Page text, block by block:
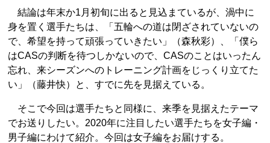
結論は年末か1月初旬に出ると見込まているが、渦中に
身を置く選手たちは、「五輪への道は閉ざされていないの
で、希望を持って頑張っていきたい」（森秋彩）、「僕ら
はCASの判断を待つしかないので、CASのことはいったん
忘れ、来シーズンへのトレーニング計画をじっくり立てた
い」（藤井快）と、すでに先を見据えている。
そこで今回は選手たちと同様に、来季を見据えたテーマ
でお送りしたい。2020年に注目したい選手たちを女子編・
男子編にわけて紹介。今回は女子編をお届けする。